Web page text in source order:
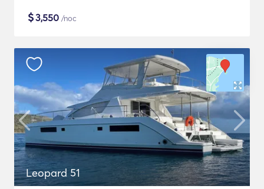
$3,550 /noc
Leopard 51